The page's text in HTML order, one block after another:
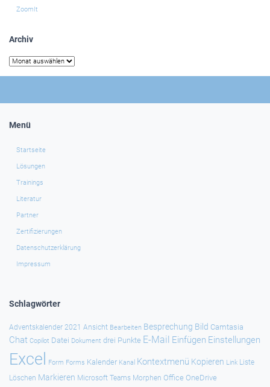
ZoomIt
Archiv
Archiv
Menü
Startseite
Lösungen
Trainings
Literatur
Partner
Zertifizierungen
Datenschutzerklärung
Impressum
Schlagwörter
Adventskalender 2021 Ansicht Bearbeiten Besprechung Bild Camtasia
Chat Copilot Datei Dokument drei Punkte E-Mail Einfügen Einstellungen
Excel Form Forms Kalender Kanal Kontextmenü Kopieren Link Liste
Löschen Markieren Microsoft Teams Morphen Office OneDrive